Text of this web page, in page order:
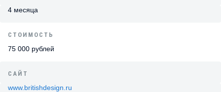
4 месяца
СТОИМОСТЬ
75 000 рублей
САЙТ
www.britishdesign.ru